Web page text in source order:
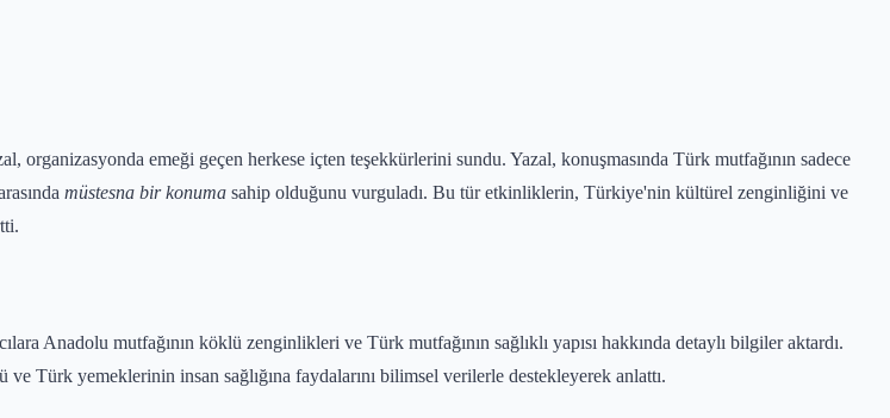
emeği geçen herkese içten teşekkürlerini sundu. Yazal, konuşmasında Türk mutfağının sadece
müstesna bir konuma sahip olduğunu vurguladı. Bu tür etkinliklerin, Türkiye'nin kültürel zenginliğini ve
Anadolu mutfağının köklü zenginlikleri ve Türk mutfağının sağlıklı yapısı hakkında detaylı bilgiler aktardı.
Türk yemeklerinin insan sağlığına faydalarını bilimsel verilerle destekleyerek anlattı.